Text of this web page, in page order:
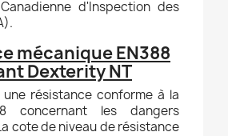
d'Inspection des
mécanique EN388
Dexterity NT
résistance conforme à la
concernant les dangers
cote de niveau de résistance